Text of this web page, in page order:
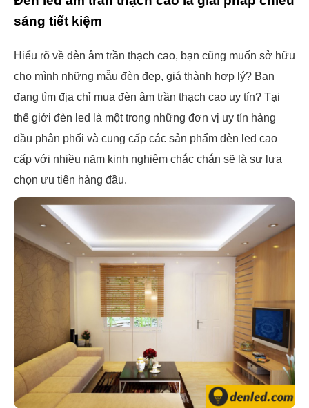
sáng tiết kiệm
Hiểu rõ về đèn âm trần thạch cao, bạn cũng muốn sở hữu
cho mình những mẫu đèn đẹp, giá thành hợp lý? Bạn
đang tìm địa chỉ mua đèn âm trần thạch cao uy tín? Tại
thế giới đèn led là một trong những đơn vị uy tín hàng
đầu phân phối và cung cấp các sản phẩm đèn led cao
cấp với nhiều năm kinh nghiệm chắc chắn sẽ là sự lựa
chọn ưu tiên hàng đầu.